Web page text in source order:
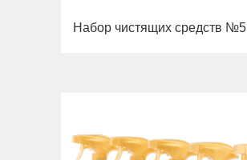
Набор чистящих средств №5